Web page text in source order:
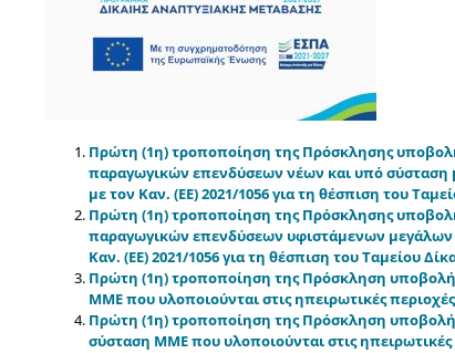
Πρώτη (1η) τροποποίηση της Πρόσκλησης
παραγωγικών επενδύσεων νέων και υπό σύσταση
με τον Καν. (ΕΕ) 2021/1056 για τη θέσπιση του
Πρώτη (1η) τροποποίηση της Πρόσκλησης
παραγωγικών επενδύσεων υφιστάμενων μεγάλων
Καν. (ΕΕ) 2021/1056 για τη θέσπιση του Ταμείου
Πρώτη (1η) τροποποίηση της Πρόσκληση
ΜΜΕ που υλοποιούνται στις ηπειρωτικές
Πρώτη (1η) τροποποίηση της Πρόσκληση
σύσταση ΜΜΕ που υλοποιούνται στις ηπειρωτικές